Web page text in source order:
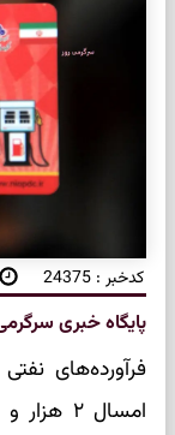
کدخبر : 24375
پایگاه خبری
فرآورده‌های